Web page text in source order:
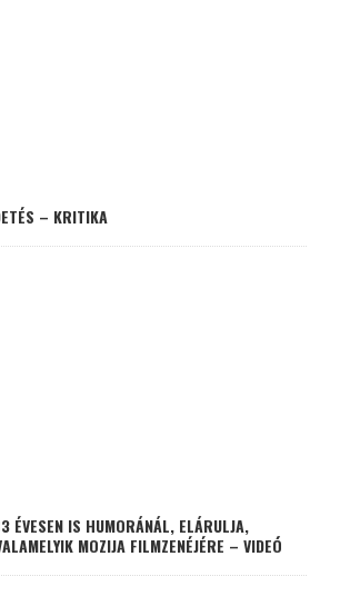
– KRITIKA
ÉVESEN IS HUMORÁNÁL, ELÁRULJA,
MOZIJA FILMZENÉJÉRE – VIDEÓ